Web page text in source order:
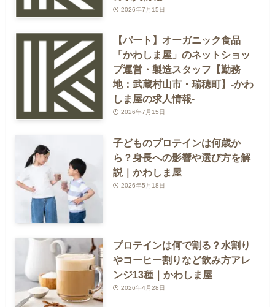
2026年7月15日
【パート】オーガニック食品
「かわしま屋」のネットショッ
プ運営・製造スタッフ【勤務
地：武蔵村山市・瑞穂町】-かわ
しま屋の求人情報-
2026年7月15日
子どものプロテインは何歳か
ら？身長への影響や選び方を解
説｜かわしま屋
2026年5月18日
プロテインは何で割る？水割り
やコーヒー割りなど飲み方アレ
ンジ13種｜かわしま屋
2026年4月28日